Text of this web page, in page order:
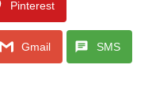
Pinterest
Gmail SMS